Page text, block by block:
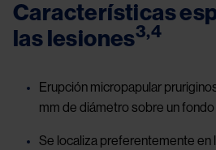
Características
las lesiones3,4
Erupción micropapular
mm de diámetro sobre un
Se localiza preferentemente en